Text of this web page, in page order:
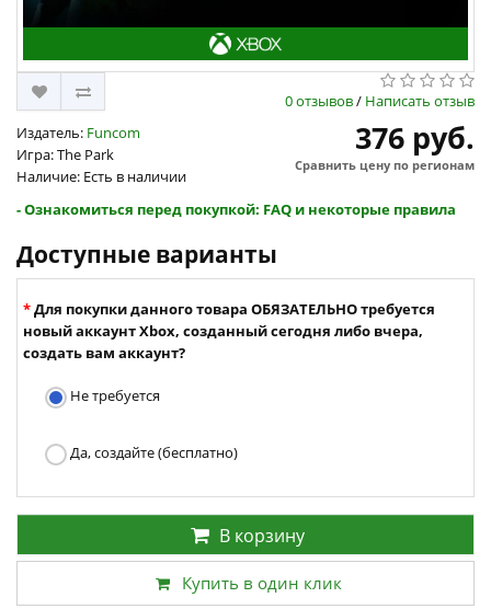
0 отзывов/ Написать отзыв
Издатель: Funcom
Игра: The Park
Наличие: Есть в наличии
376 руб.
Сравнить цену по регионам
- Ознакомиться перед покупкой: FAQ и некоторые правила
Доступные варианты
Для покупки данного товара ОБЯЗАТЕЛЬНО требуется
новый аккаунт Xbox, созданный сегодня либо вчера,
создать вам аккаунт?
Не требуется
Да, создайте (бесплатно)
В корзину
Купить в один клик